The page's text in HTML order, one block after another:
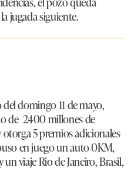
jugada siguiente.
domingo 11 de mayo,
de 2400 millones de
otorga 5 premios adicionales
en juego un auto 0KM,
viaje Rio de Janeiro, Brasil,